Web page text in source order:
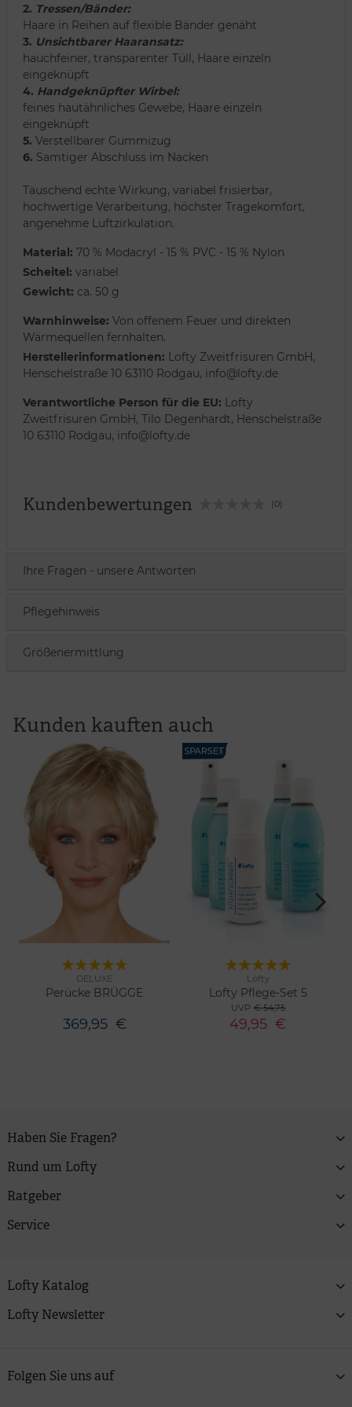
2. Tressen/Bänder:
Haare in Reihen auf flexible Bänder genäht
3. Unsichtbarer Haaransatz:
hauchfeiner, transparenter Tüll, Haare einzeln
eingeknüpft
4. Handgeknüpfter Wirbel:
feines hautähnliches Gewebe, Haare einzeln
eingeknüpft
5. Verstellbarer Gummizug
6. Samtiger Abschluss im Nacken
Täuschend echte Wirkung, variabel frisierbar,
hochwertige Verarbeitung, höchster Tragekomfort,
angenehme Luftzirkulation.
Material: 70 % Modacryl - 15 % PVC - 15 % Nylon
Scheitel: variabel
Gewicht: ca. 50 g
Warnhinweise: Von offenem Feuer und direkten
Wärmequellen fernhalten.
Herstellerinformationen: Lofty Zweitfrisuren GmbH,
Henschelstraße 10 63110 Rodgau, info@lofty.de
Verantwortliche Person für die EU: Lofty
Zweitfrisuren GmbH, Tilo Degenhardt, Henschelstraße
10 63110 Rodgau, info@lofty.de
Kundenbewertungen (0)
Ihre Fragen - unsere Antworten
Pflegehinweis
Größenermittlung
Kunden kauften auch
11 Farben Merken
DELUXE
Perücke BRÜGGE
369,95 €
Merken
Lofty
Lofty Pflege-Set 5
UVP € 54,75
49,95 €
Haben Sie Fragen?
Rund um Lofty
Ratgeber
Service
Lofty Katalog
Lofty Newsletter
Folgen Sie uns auf